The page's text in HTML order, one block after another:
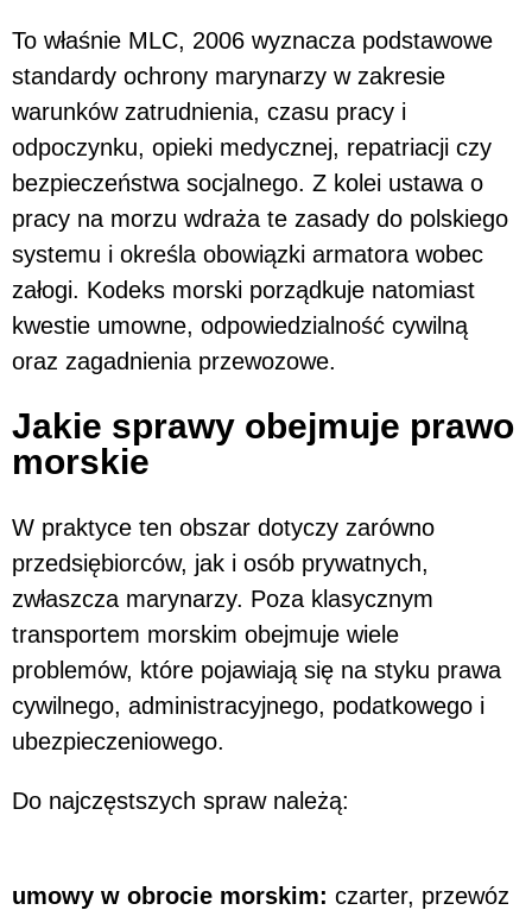
To właśnie MLC, 2006 wyznacza podstawowe
standardy ochrony marynarzy w zakresie
warunków zatrudnienia, czasu pracy i
odpoczynku, opieki medycznej, repatriacji czy
bezpieczeństwa socjalnego. Z kolei ustawa o
pracy na morzu wdraża te zasady do polskiego
systemu i określa obowiązki armatora wobec
załogi. Kodeks morski porządkuje natomiast
kwestie umowne, odpowiedzialność cywilną
oraz zagadnienia przewozowe.
Jakie sprawy obejmuje prawo
morskie
W praktyce ten obszar dotyczy zarówno
przedsiębiorców, jak i osób prywatnych,
zwłaszcza marynarzy. Poza klasycznym
transportem morskim obejmuje wiele
problemów, które pojawiają się na styku prawa
cywilnego, administracyjnego, podatkowego i
ubezpieczeniowego.
Do najczęstszych spraw należą:
umowy w obrocie morskim: czarter, przewóz